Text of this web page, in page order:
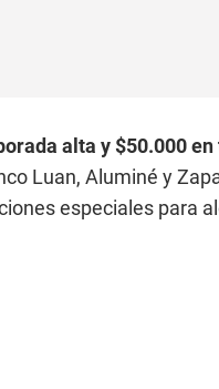
alta y $50.000
Luan, Aluminé y
especiales para